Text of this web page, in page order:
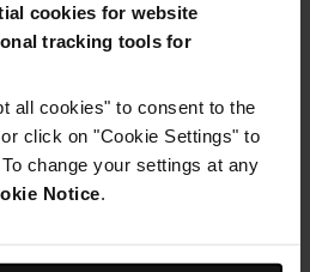
cookies for website
tracking tools for
all cookies" to consent to the
click on "Cookie Settings" to
change your settings at any
Notice.
Machine à café semi-
automatique Ninja Luxe Café
Pro, pensée par David Beckham
Machine à expresso semi-
automatique